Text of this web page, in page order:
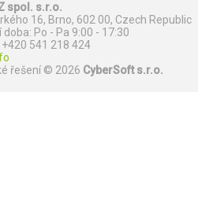
spol. s.r.o.
16, Brno, 602 00, Czech Republic
doba: Po - Pa 9:00 - 17:30
541 218 424
řešení © 2026 CyberSoft s.r.o.